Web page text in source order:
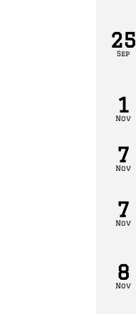
25
Sep
1
Nov
7
Nov
7
Nov
8
Nov